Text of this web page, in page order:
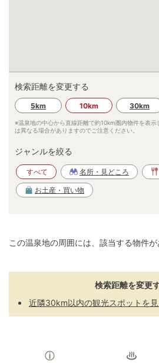
検索距離を変更する
5km 10km 30km
※温泉地の中心から直線距離で約10km圏内物件を表示
は異なる場合がありますのでご注意ください。
ジャンルを絞る
すべて 名所・見どころ
お土産・買い物
この温泉地の周囲には、該当する物件が
検索距離を変更
近隣30km以内の観光スポットを見